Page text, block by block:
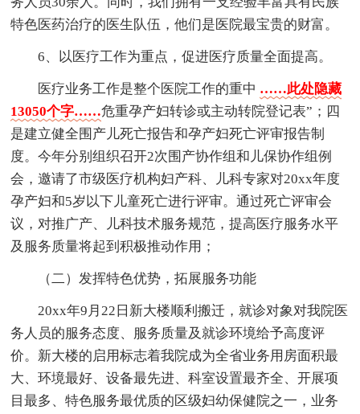
特色医药治疗的医生队伍，他们是医院最宝贵的财富。
6、以医疗工作为重点，促进医疗质量全面提高。
医疗业务工作是整个医院工作的重中 ……此处隐藏
13050个字……危重孕产妇转诊或主动转院登记表”；四
是建立健全围产儿死亡报告和孕产妇死亡评审报告制
度。今年分别组织召开2次围产协作组和儿保协作组例
会，邀请了市级医疗机构妇产科、儿科专家对20xx年度
孕产妇和5岁以下儿童死亡进行评审。通过死亡评审会
议，对推广产、儿科技术服务规范，提高医疗服务水平
及服务质量将起到积极推动作用；
（二）发挥特色优势，拓展服务功能
20xx年9月22日新大楼顺利搬迁，就诊对象对我院医
务人员的服务态度、服务质量及就诊环境给予高度评
价。新大楼的启用标志着我院成为全省业务用房面积最
大、环境最好、设备最先进、科室设置最齐全、开展项
目最多、特色服务最优质的区级妇幼保健院之一，业务